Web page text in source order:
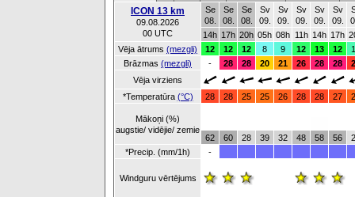
ICON 13 km
09.08.2026
00 UTC
Se
08.
Se
08.
Se
08.
Sv
09.
Sv
09.
Sv
09.
Sv
09.
Sv
09.
14h 17h 20h 05h 08h 11h 14h 17h
Vēja ātrums (mezgli) 12 12 12 8 9 12 13 12
Brāzmas (mezgli) - 28 28 20 21 26 28 28
Vēja virziens
*Temperatūra (°C) 28 28 25 25 26 28 28 27
Mākoņi (%)
augstie/ vidējie/ zemie
62
60 28 39 32 48 58 56
*Precip. (mm/1h)
-
Windguru vērtējums